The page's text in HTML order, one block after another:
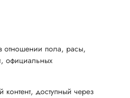
отношении пола, расы,
официальных
доступный через